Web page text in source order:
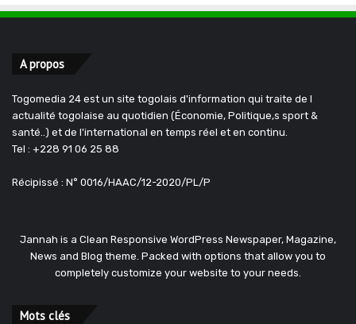
A propos
Togomedia 24 est un site togolais d'information qui traite de l
actualité togolaise au quotidien (Économie, Politique,s sport &
santé..) et de l'international en temps réel et en continu.
Tel : +228 91 06 25 88
Récipissé : N° 0016/HAAC/12-2020/PL/P
Jannah is a Clean Responsive WordPress Newspaper, Magazine,
News and Blog theme. Packed with options that allow you to
completely customize your website to your needs.
Mots clés